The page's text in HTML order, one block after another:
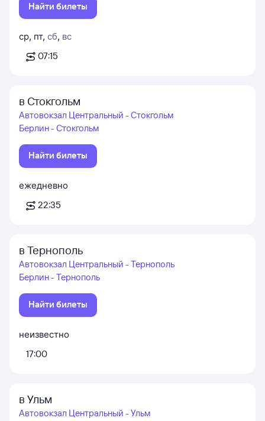
Найти билеты
ср, пт, сб, вс
07:15
в Стокгольм
Автовокзал Центральный - Стокгольм
Берлин - Стокгольм
Найти билеты
ежедневно
22:35
в Тернополь
Автовокзал Центральный - Тернополь
Берлин - Тернополь
Найти билеты
неизвестно
17:00
в Ульм
Автовокзал Центральный - Ульм